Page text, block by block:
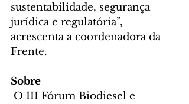
sustentabilidade, segurança
jurídica e regulatória”,
acrescenta a coordenadora da
Frente.
Sobre
O III Fórum Biodiesel e